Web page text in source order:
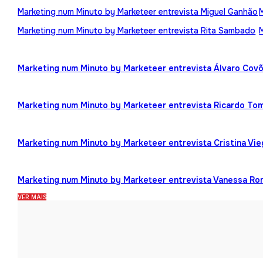
Marketing num Minuto by Marketeer entrevista Miguel Ganhão
Marketing num Minuto by Marketeer entrevista Rita Sambado
Marketing num Minuto by Marketeer entrevista Álvaro
Marketing num Minuto by Marketeer entrevista Ricardo
Marketing num Minuto by Marketeer entrevista Cristina
Marketing num Minuto by Marketeer entrevista Vanessa
VER MAIS